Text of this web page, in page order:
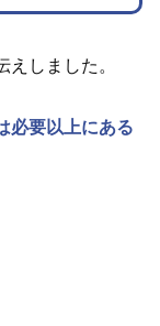
えしました。
必要以上にある